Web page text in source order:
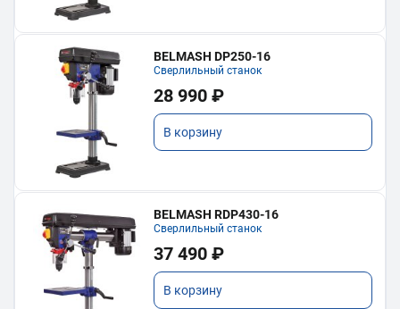
BELMASH DP250-16
Сверлильный станок
28 990 ₽
В корзину
BELMASH RDP430-16
Сверлильный станок
37 490 ₽
В корзину